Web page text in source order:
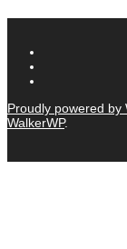
Proudly powered by
WalkerWP.